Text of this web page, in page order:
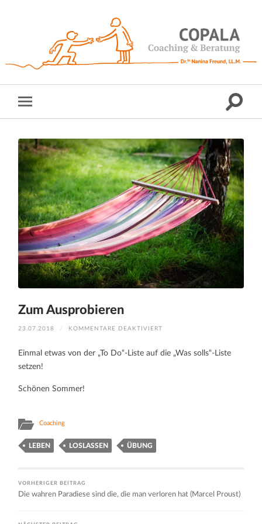
Zum Ausprobieren
23.07.2018 / KOMMENTARE DEAKTIVIERT
Einmal etwas von der „To Do“-Liste auf die „Was solls“-Liste
setzen!
Schönen Sommer!
Coaching
LEBEN LOSLASSEN ÜBUNG
VORHERIGER BEITRAG
Die wahren Paradiese sind die, die man verloren hat (Marcel Proust)